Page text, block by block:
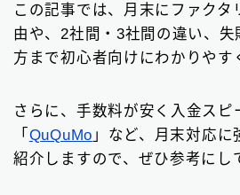
この記事では、月末にファクタ
由や、2社間・3社間の違い、
方まで初心者向けにわかりやす
さらに、手数料が安く入金スピ
「 QuQuMo 」など、月末対応に
紹介しますので、ぜひ参考にし